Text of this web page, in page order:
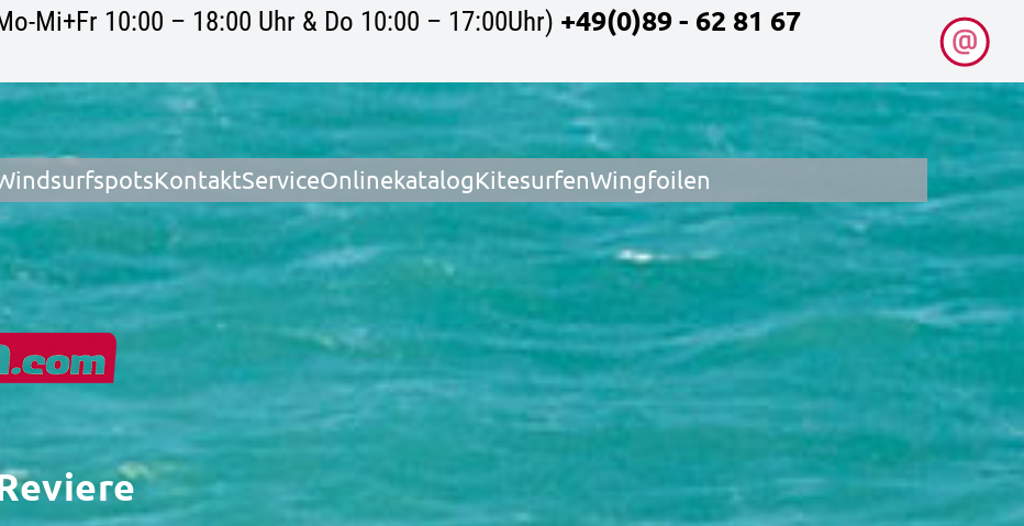
Mi+Fr 10:00 – 18:00 Uhr & Do 10:00 – 17:00Uhr) +49(0)89 - 62 81 67
KontaktServiceOnlinekatalogKitesurfenWingfoilen